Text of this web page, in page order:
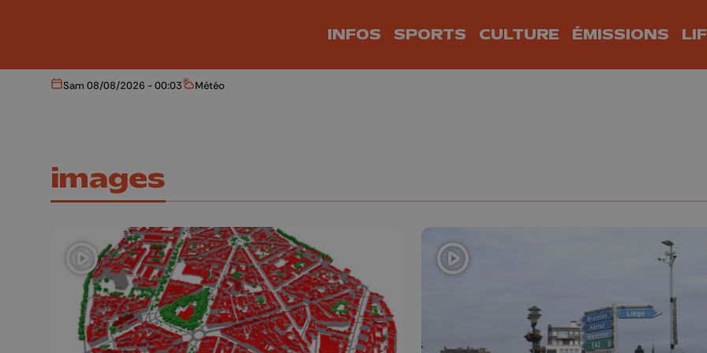
INFOS SPORTS CULTURE ÉMISSIONS
Aujourd'hui
Sam 08/08/2026 - 00:03 Météo
Météo
images